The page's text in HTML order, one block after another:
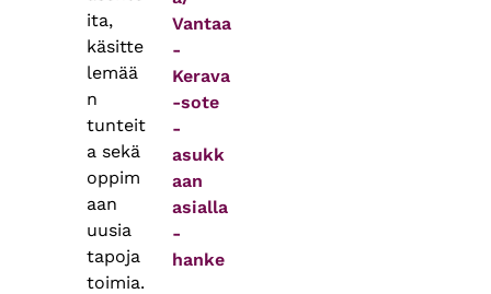
ita,
käsitte
lemää
n
tunteit
a sekä
oppim
aan
uusia
tapoja
toimia.
Vantaa
-
Kerava
-sote
-
asukk
aan
asialla
-
hanke